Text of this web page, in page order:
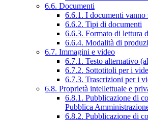
6.6. Documenti
6.6.1. I documenti vanno
6.6.2. Tipi di documenti
6.6.3. Formato di lettura
6.6.4. Modalità di
6.7. Immagini e video
6.7.1. Testo alternativo
6.7.2. Sottotitoli per i
6.7.3. Trascrizioni per i
6.8. Proprietà intellettuale e
6.8.1. Pubblicazione di
Pubblica
6.8.2. Pubblicazione di